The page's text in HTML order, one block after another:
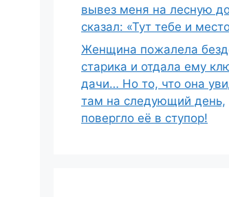
вывез меня на лесную
сказал: «Тут тебе и
Женщина пожалела
старика и отдала ему
дачи… Но то, что она
там на следующий день,
повергло её в ступор!